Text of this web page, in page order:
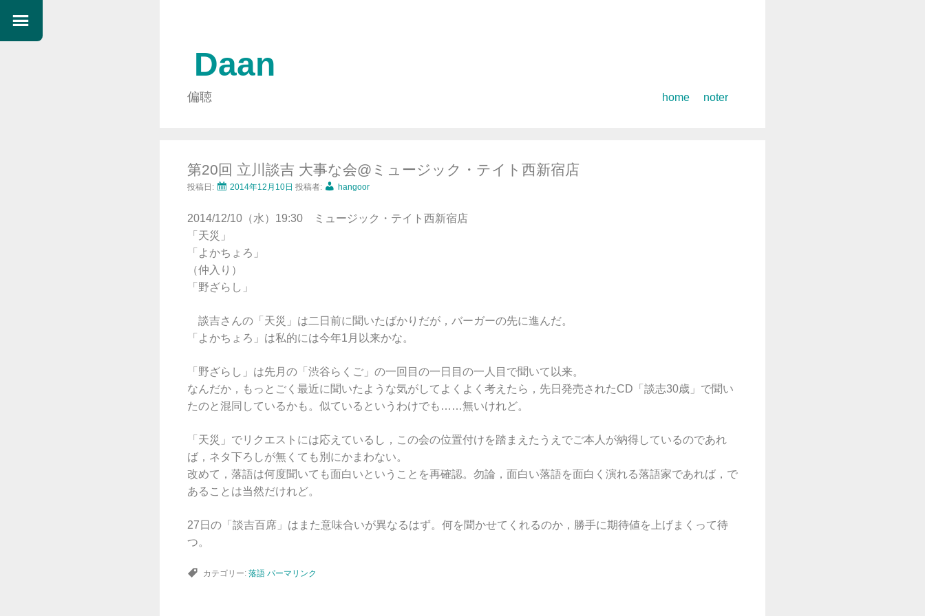
Daan
偏聴
コ
home noter
第20回 立川談吉 大事な会@ミュージック・テイト西新宿店
投稿日: 2014年12月10日 投稿者: hangoor
2014/12/10（水）19:30 ミュージック・テイト西新宿店
「天災」
「よかちょろ」
（仲入り）
「野ざらし」
談吉さんの「天災」は二日前に聞いたばかりだが，バーガーの先に進んだ。
「よかちょろ」は私的には今年1月以来かな。
「野ざらし」は先月の「渋谷らくご」の一回目の一日目の一人目で聞いて以来。
なんだか，もっとごく最近に聞いたような気がしてよくよく考えたら，先日発売されたCD「談志30歳」で聞い
たのと混同しているかも。似ているというわけでも……無いけれど。
「天災」でリクエストには応えているし，この会の位置付けを踏まえたうえでご本人が納得しているのであれ
ば，ネタ下ろしが無くても別にかまわない。
改めて，落語は何度聞いても面白いということを再確認。勿論，面白い落語を面白く演れる落語家であれば，で
あることは当然だけれど。
27日の「談吉百席」はまた意味合いが異なるはず。何を聞かせてくれるのか，勝手に期待値を上げまくって待
つ。
カテゴリー: 落語 パーマリンク